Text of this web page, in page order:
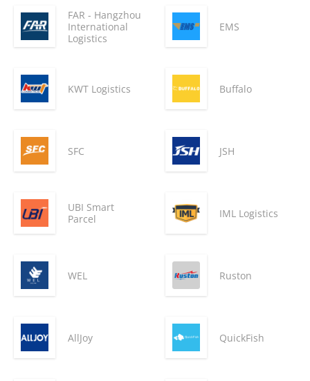
FAR - Hangzhou
International
Logistics
EMS
KWT Logistics Buffalo
SFC JSH
UBI Smart
Parcel
IML Logistics
WEL Ruston
AllJoy QuickFish